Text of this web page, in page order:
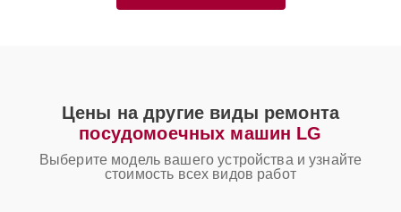
Цены на другие виды ремонта
посудомоечных машин LG
Выберите модель вашего устройства и узнайте
стоимость всех видов работ